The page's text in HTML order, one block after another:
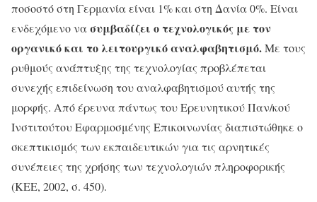
ποσοστό στη Γερμανία είναι 1% και στη Δανία 0%. Είναι
ενδεχόμενο νασυμβαδίζει ο τεχνολογικός με τον
οργανικό και το λειτουργικό αναλφαβητισμό.Με τους
ρυθμούς ανάπτυξης της τεχνολογίας προβλέπεται
συνεχής επιδείνωση του αναλφαβητισμού αυτής της
μορφής. Από έρευνα πάντως του Ερευνητικού Παν/κού
Ινστιτούτου Εφαρμοσμένης Επικοινωνίας διαπιστώθηκε ο
σκεπτικισμός των εκπαιδευτικών για τις αρνητικές
συνέπειες της χρήσης των τεχνολογιών πληροφορικής
(ΚΕΕ, 2002, σ. 450).